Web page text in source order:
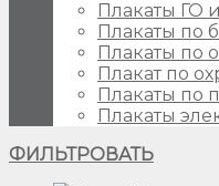
Плакаты ГО
Плакаты по
Плакаты по
Плакат по
Плакаты по
Плакаты
ФИЛЬТРОВАТЬ